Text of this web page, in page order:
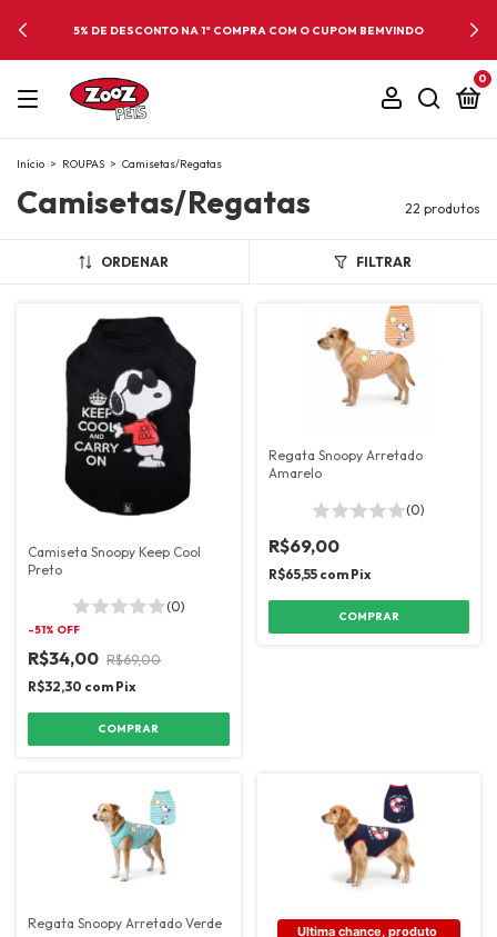
5% DE DESCONTO NA 1º COMPRA COM O CUPOM BEMVINDO
0
Início > ROUPAS > Camisetas/Regatas
Camisetas/Regatas 22 produtos
ORDENAR FILTRAR
Camiseta Snoopy Keep Cool
Preto
(0)
-51% OFF
R$34,00 R$69,00
R$32,30 com Pix
COMPRAR
Regata Snoopy Arretado
Amarelo
(0)
R$69,00
R$65,55 com Pix
COMPRAR
Regata Snoopy Arretado Verde
Ultima chance, produto